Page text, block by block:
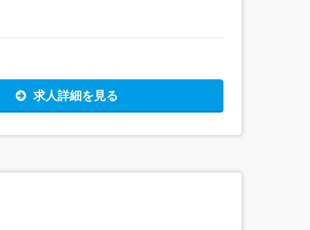
求人詳細を見る